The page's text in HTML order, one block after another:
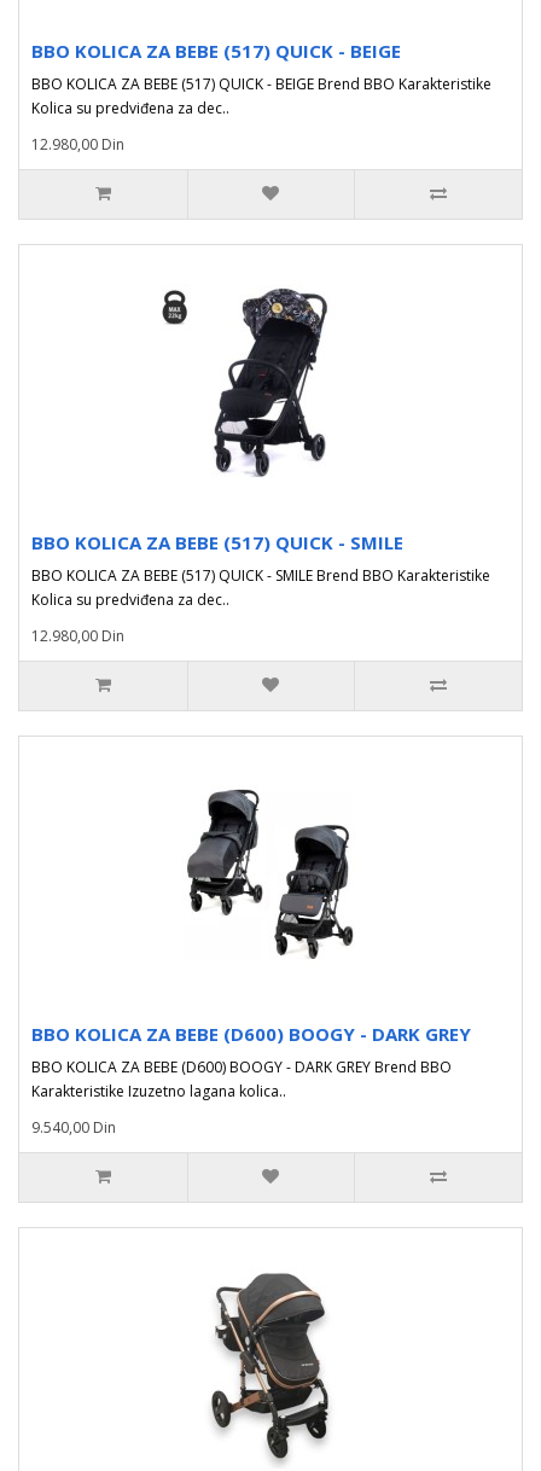
BBO KOLICA ZA BEBE (517) QUICK - BEIGE
BBO KOLICA ZA BEBE (517) QUICK - BEIGE Brend BBO Karakteristike
Kolica su predviđena za dec..
12.980,00 Din
BBO KOLICA ZA BEBE (517) QUICK - SMILE
BBO KOLICA ZA BEBE (517) QUICK - SMILE Brend BBO Karakteristike
Kolica su predviđena za dec..
12.980,00 Din
BBO KOLICA ZA BEBE (D600) BOOGY - DARK GREY
BBO KOLICA ZA BEBE (D600) BOOGY - DARK GREY Brend BBO
Karakteristike Izuzetno lagana kolica..
9.540,00 Din